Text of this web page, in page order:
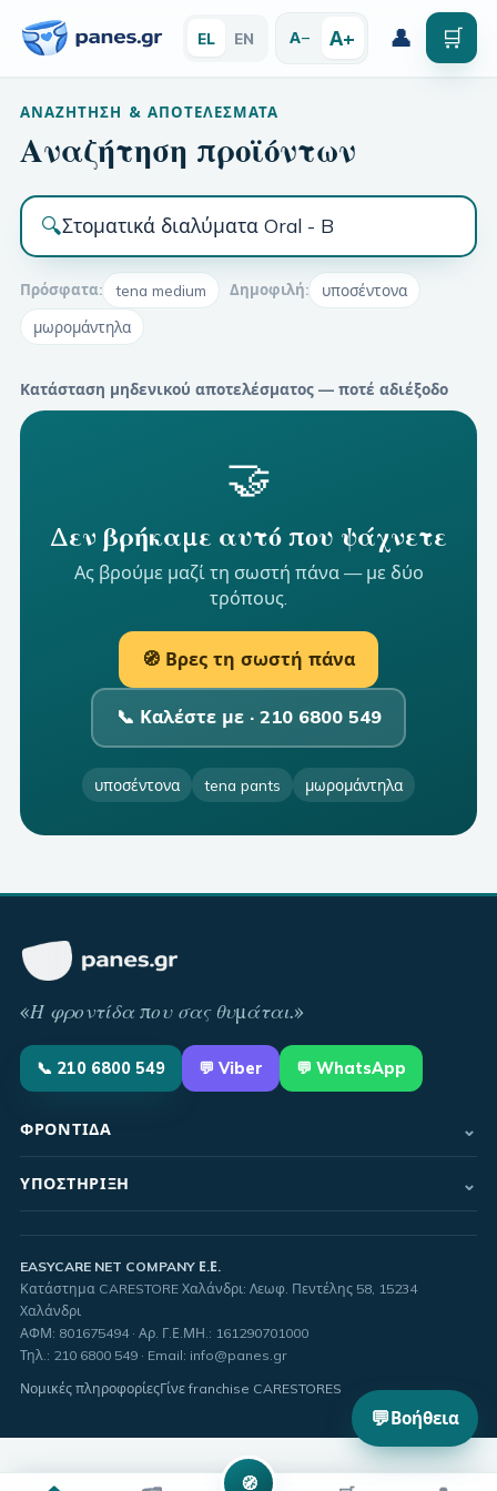
EL EN Α− Α+ 👤 🛒
ΑΝΑΖΉΤΗΣΗ & ΑΠΟΤΕΛΈΣΜΑΤΑ
Αναζήτηση προϊόντων
🔍
Πρόσφατα: tena medium Δημοφιλή:
υποσέντονα
μωρομάντηλα
Κατάσταση μηδενικού αποτελέσματος — ποτέ αδιέξοδο
🤝
Δεν βρήκαμε αυτό που ψάχνετε
Ας βρούμε μαζί τη σωστή πάνα — με δύο
τρόπους.
🧭 Βρες τη σωστή πάνα
📞 Καλέστε με · 210 6800 549
υποσέντονα tena pants μωρομάντηλα
«Η φροντίδα που σας θυμάται.»
📞 210 6800 549 💬 Viber 💬 WhatsApp
ΦΡΟΝΤΊΔΑ ⌄
ΥΠΟΣΤΉΡΙΞΗ ⌄
EASYCARE NET COMPANY Ε.Ε.
Κατάστημα CARESTORE Χαλάνδρι: Λεωφ. Πεντέλης 58, 15234
Χαλάνδρι
ΑΦΜ: 801675494· Αρ. Γ.Ε.ΜΗ.: 161290701000
Τηλ. : 210 6800 549 · Email: info@panes.gr
Νομικές πληροφορίεςΓίνε franchise CARESTORES
💬Βοήθεια
🧭